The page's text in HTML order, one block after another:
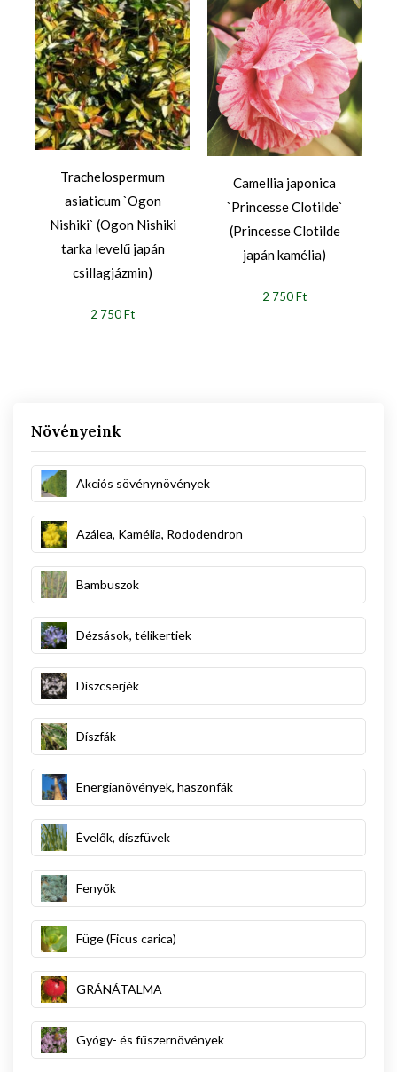
Növényeink
Akciós sövénynövények
Azálea, Kamélia, Rododendron
Bambuszok
Dézsások, télikertiek
Díszcserjék
Díszfák
Energianövények, haszonfák
Évelők, díszfüvek
Fenyők
Füge (Ficus carica)
GRÁNÁTALMA
Gyógy- és fűszernövények
Trachelospermum
asiaticum `Ogon
Nishiki` (Ogon Nishiki
tarka levelű japán
csillagjázmin)
2 750 Ft
Camellia japonica
`Princesse Clotilde`
(Princesse Clotilde
japán kamélia)
2 750 Ft